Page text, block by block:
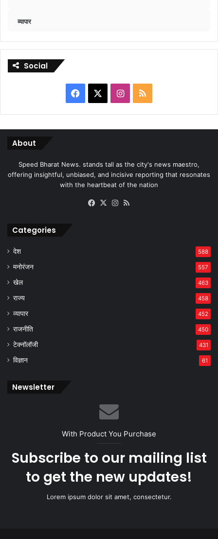
व्यापार
Social
Facebook Instagram
RSS
About
Speed Bharat News. stands tall as the city's news maestro,
offering insightful, unbiased, and incisive reporting that resonates
with the heartbeat of the nation
Facebook
X Instagram
Categories
देश 588
मनोरंजन 557
खेल 463
राज्य 458
व्यापार 452
राजनीति 450
टेक्नॉलॉजी 431
विज्ञान 61
Newsletter
With Product You Purchase
Subscribe to our mailing list
to get the new updates!
Lorem ipsum dolor sit amet, consectetur.